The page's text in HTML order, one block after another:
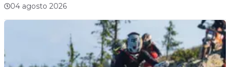
04 agosto 2026